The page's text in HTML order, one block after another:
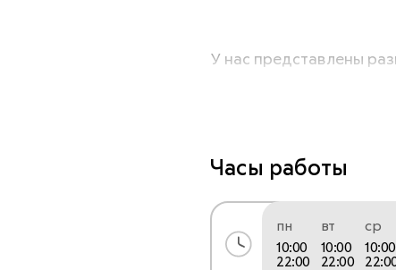
У нас представлены
камнями; необычные
актуальном и модном
Наше производство
отслеживать все этапы
до идеала.
Часы работы
пн
10:00
22:00
вт
10:00
22:00
ср
10:00